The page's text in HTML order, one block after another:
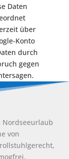
Daten
über
Konto
durch
gegen
Nordseeurlaub
von